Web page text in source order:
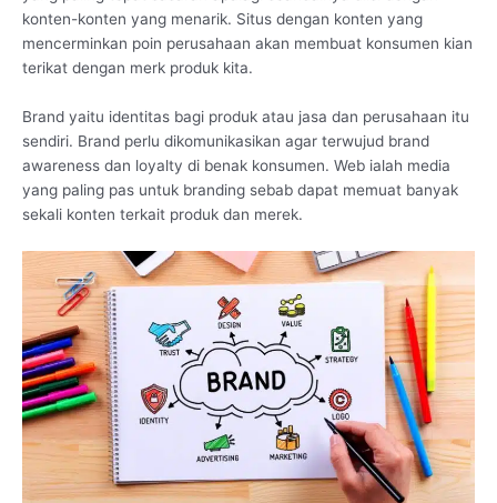
konten-konten yang menarik. Situs dengan konten yang
mencerminkan poin perusahaan akan membuat konsumen kian
terikat dengan merk produk kita.
Brand yaitu identitas bagi produk atau jasa dan perusahaan itu
sendiri. Brand perlu dikomunikasikan agar terwujud brand
awareness dan loyalty di benak konsumen. Web ialah media
yang paling pas untuk branding sebab dapat memuat banyak
sekali konten terkait produk dan merek.